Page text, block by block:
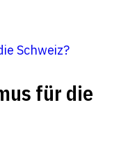
für die